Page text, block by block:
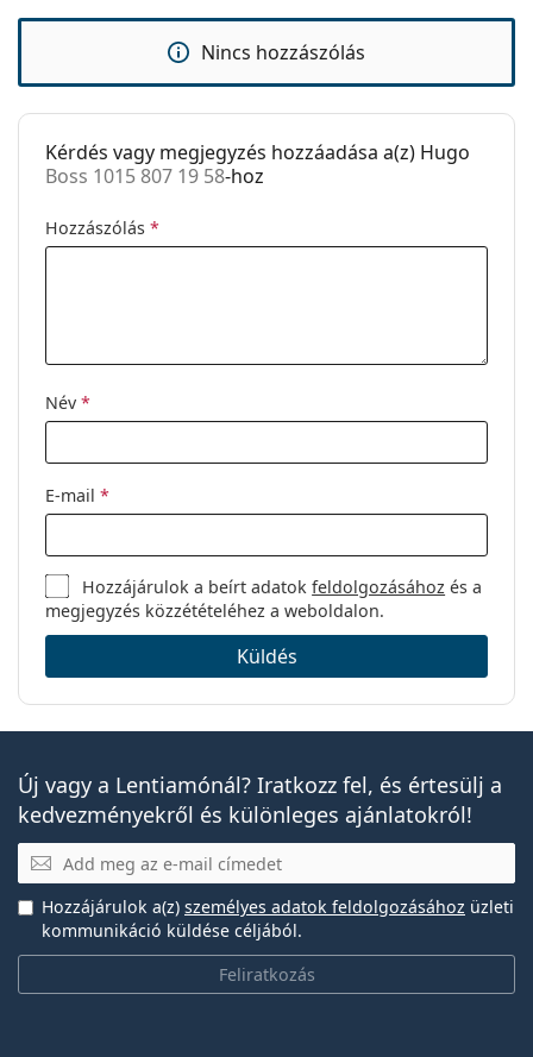
Igen
Tisztítókendő:
Igen
Egyéb
Nem:
Férfi
Márka:
Nincs hozzászólás
Kérdés vagy megjegyzés hozzáadása a(z) Hugo
Boss 1015 807 19 58-hoz
Hozzászólás *
Név *
E-mail *
Hozzájárulok a beírt adatokfeldolgozásához és a
megjegyzés közzétételéhez a weboldalon.
Küldés
Új vagy a Lentiamónál? Iratkozz fel, és értesülj a
kedvezményekről és különleges ajánlatokról!
E-mail
Feliratkozás
Hozzájárulok a(z) személyes adatok feldolgozásához üzleti
kommunikáció küldése céljából.